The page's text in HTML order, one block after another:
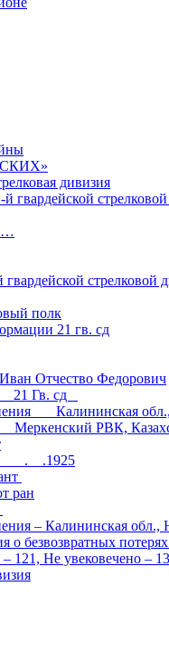
дивизия
гвардейской
стрелковой
полк
21 гв. сд
Отчество Федорович
21 Гв. сд
Калининская
РВК,
__.__.1925
ран
– Калининская обл.,
о безвозвратных потерях
121, Не увековечено –